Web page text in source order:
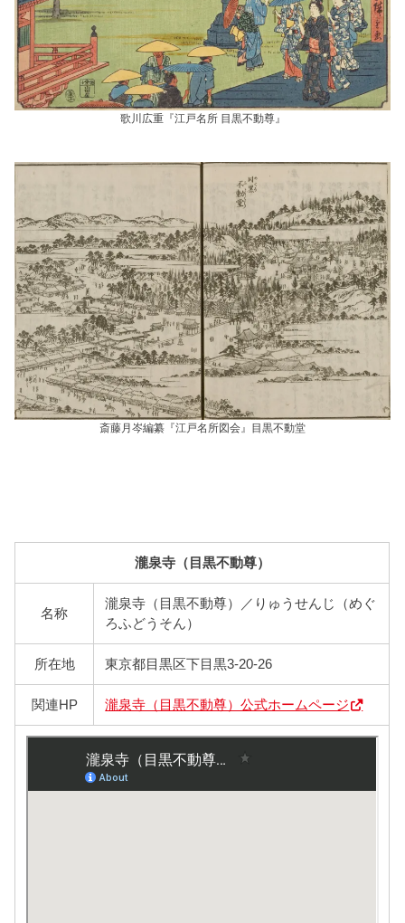
歌川広重『江戸名所 目黒不動尊』
斎藤月岑編纂『江戸名所図会』目黒不動堂
瀧泉寺（目黒不動尊）
名称
瀧泉寺（目黒不動尊）／りゅうせんじ（めぐ
ろふどうそん）
所在地 東京都目黒区下目黒3-20-26
関連HP 瀧泉寺（目黒不動尊）公式ホームページ